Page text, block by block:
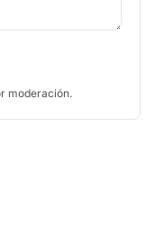
moderación.